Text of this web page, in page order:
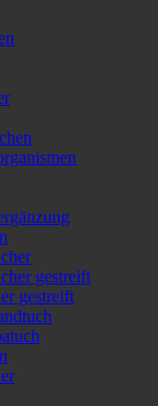
gestreift
gestreift